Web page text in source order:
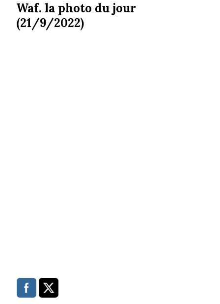
Waf. la photo du jour
(21/9/2022)